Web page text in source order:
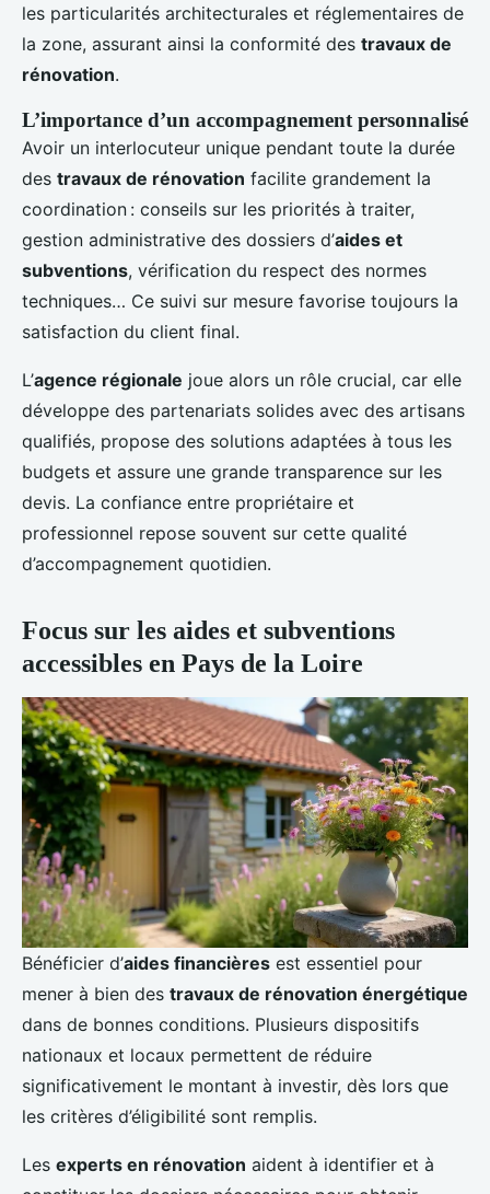
les particularités architecturales et réglementaires de
la zone, assurant ainsi la conformité des travaux de
rénovation.
L’importance d’un accompagnement personnalisé
Avoir un interlocuteur unique pendant toute la durée
des travaux de rénovation facilite grandement la
coordination : conseils sur les priorités à traiter,
gestion administrative des dossiers d’aides et
subventions, vérification du respect des normes
techniques… Ce suivi sur mesure favorise toujours la
satisfaction du client final.
L’agence régionale joue alors un rôle crucial, car elle
développe des partenariats solides avec des artisans
qualifiés, propose des solutions adaptées à tous les
budgets et assure une grande transparence sur les
devis. La confiance entre propriétaire et
professionnel repose souvent sur cette qualité
d’accompagnement quotidien.
Focus sur les aides et subventions
accessibles en Pays de la Loire
Bénéficier d’aides financières est essentiel pour
mener à bien des travaux de rénovation énergétique
dans de bonnes conditions. Plusieurs dispositifs
nationaux et locaux permettent de réduire
significativement le montant à investir, dès lors que
les critères d’éligibilité sont remplis.
Les experts en rénovation aident à identifier et à